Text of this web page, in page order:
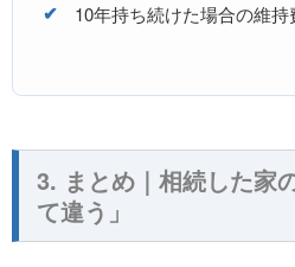
10年持ち続けた場合の維持
3. まとめ｜相続した家
て違う」